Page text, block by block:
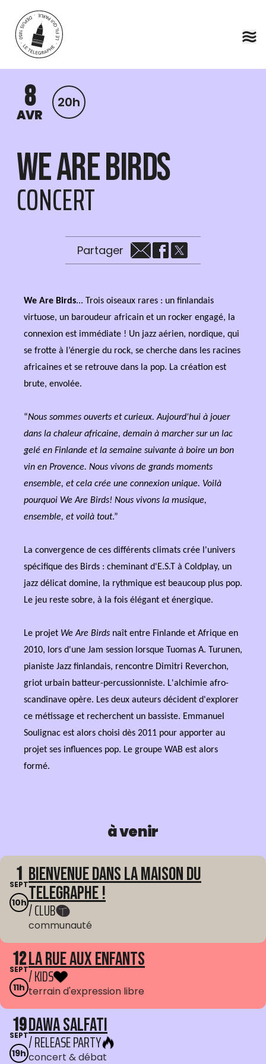
Aller au contenu principal
8
AVR
20h
We are birds
CONCERT
Partager
We Are Birds... Trois oiseaux rares : un finlandais
virtuose, un baroudeur africain et un rocker engagé, la
connexion est immédiate ! Un jazz aérien, nordique, qui
se frotte à l’énergie du rock, se cherche dans les racines
africaines et se retrouve dans la pop. La création est
brute, envolée.
“Nous sommes ouverts et curieux. Aujourd'hui à jouer
dans la chaleur africaine, demain à marcher sur un lac
gelé en Finlande et la semaine suivante à boire un bon
vin en Provence. Nous vivons de grands moments
ensemble, et cela crée une connexion unique. Voilà
pourquoi We Are Birds! Nous vivons la musique,
ensemble, et voilà tout.”
La convergence de ces différents climats crée l'univers
spécifique des Birds : cheminant d'E.S.T à Coldplay, un
jazz délicat domine, la rythmique est beaucoup plus pop.
Le jeu reste sobre, à la fois élégant et énergique.
Le projet We Are Birds naît entre Finlande et Afrique en
2010, lors d'une Jam session lorsque Tuomas A. Turunen,
pianiste Jazz finlandais, rencontre Dimitri Reverchon,
griot urbain batteur-percussionniste. L'alchimie afro-
scandinave opère. Les deux auteurs décident d'explorer
ce métissage et recherchent un bassiste. Emmanuel
Soulignac est alors choisi dès 2011 pour apporter au
projet ses influences pop. Le groupe WAB est alors
formé.
à venir
1
SEPT
10h
Bienvenue dans La Maison du
Telegraphe !
/ CLUB
communauté
12
SEPT
11h
La Rue aux enfants
/ KIDS
terrain d'expression libre
19
SEPT
19h
Dawa Salfati
/ RELEASE PARTY
concert & débat